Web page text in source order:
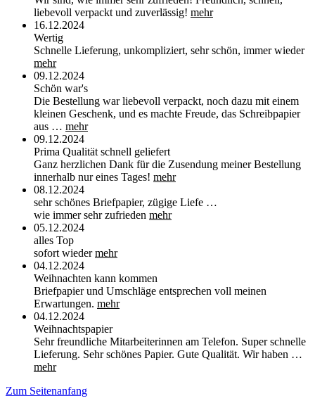
liebevoll verpackt und zuverlässig! mehr
16.12.2024
Wertig
Schnelle Lieferung, unkompliziert, sehr schön, immer wieder
mehr
09.12.2024
Schön war's
Die Bestellung war liebevoll verpackt, noch dazu mit einem
kleinen Geschenk, und es machte Freude, das Schreibpapier
aus … mehr
09.12.2024
Prima Qualität schnell geliefert
Ganz herzlichen Dank für die Zusendung meiner Bestellung
innerhalb nur eines Tages! mehr
08.12.2024
sehr schönes Briefpapier, zügige Liefe …
wie immer sehr zufrieden mehr
05.12.2024
alles Top
sofort wiedermehr
04.12.2024
Weihnachten kann kommen
Briefpapier und Umschläge entsprechen voll meinen
Erwartungen. mehr
04.12.2024
Weihnachtspapier
Sehr freundliche Mitarbeiterinnen am Telefon. Super schnelle
Lieferung. Sehr schönes Papier. Gute Qualität. Wir haben …
mehr
Zum Seitenanfang